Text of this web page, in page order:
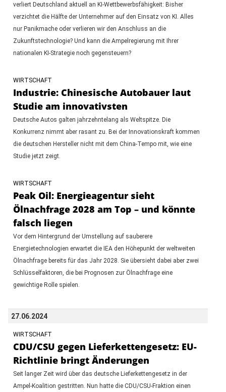
verliert Deutschland aktuell an KI-Wettbewerbsfähigkeit: Bisher
verzichtet die Hälfte der Unternehmer auf den Einsatz von KI. Alles
nur Panikmache oder verlieren wir den Anschluss an die
Zukunftstechnologie? Und kann die Ampelregierung mit Ihrer
nationalen KI-Strategie noch gegensteuern?
WIRTSCHAFT
Industrie: Chinesische Autobauer laut
Studie am innovativsten
Deutsche Autos galten jahrzehntelang als Weltspitze. Die
Konkurrenz nimmt aber rasant zu. Bei der Innovationskraft kommen
die deutschen Hersteller nicht mit dem China-Tempo mit, wie eine
Studie jetzt zeigt.
WIRTSCHAFT
Peak Oil: Energieagentur sieht
Ölnachfrage 2028 am Top – und könnte
falsch liegen
Vor dem Hintergrund der Umstellung auf sauberere
Energietechnologien erwartet die IEA den Höhepunkt der weltweiten
Ölnachfrage bereits für das Jahr 2028. Sie übersieht dabei aber zwei
Schlüsselfaktoren, die bei Prognosen zur Ölnachfrage eine
gewichtige Rolle spielen.
27.06.2024
WIRTSCHAFT
CDU/CSU gegen Lieferkettengesetz: EU-
Richtlinie bringt Änderungen
Seit langer Zeit wird über das deutsche Lieferkettengesetz in der
Ampel-Koalition gestritten. Nun hatte die CDU/CSU-Fraktion einen